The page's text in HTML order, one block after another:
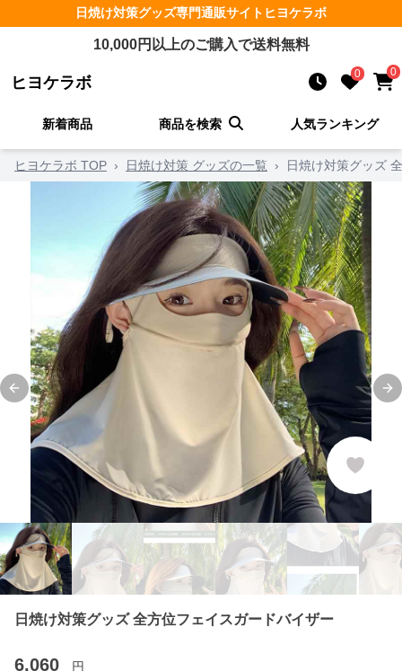
日焼け対策グッズ専門通販サイト ヒヨケラボ
10,000円以上のご購入で送料無料
ヒヨケラボ 0 0
新着商品 商品を検索 人気ランキング
ヒヨケラボ TOP › 日焼け対策 グッズの一覧 › 日焼け対策グッズ
Previous slide
日焼け対策グッズ 全方位フェイスガードバイザー
6,060 円